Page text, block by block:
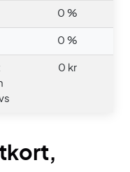
0 %
0 %
0 kr